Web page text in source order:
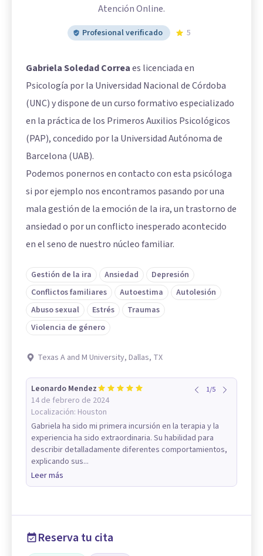
Atención Online.
Profesional verificado 5
Gabriela Soledad Correaes licenciada en
Psicología por la Universidad Nacional de Córdoba
(UNC) y dispone de un curso formativo especializado
en la práctica de los Primeros Auxilios Psicológicos
(PAP), concedido por la Universidad Autónoma de
Barcelona (UAB).
Podemos ponernos en contacto con esta psicóloga
si por ejemplo nos encontramos pasando por una
mala gestión de la emoción de la ira, un trastorno de
ansiedad o por un conflicto inesperado acontecido
en el seno de nuestro núcleo familiar.
Gestión de la ira Ansiedad
Depresión
Conflictos familiares
Autoestima
Autolesión
Abuso sexual
Estrés
Traumas
Violencia de género
Texas A and M University, Dallas, TX
Leonardo Mendez
14 de febrero de 2024
Localización: Houston
1/5
Gabriela ha sido mi primera incursión en la terapia y la
experiencia ha sido extraordinaria. Su habilidad para
describir detalladamente diferentes comportamientos,
explicando sus...
Leer más
Reserva tu cita